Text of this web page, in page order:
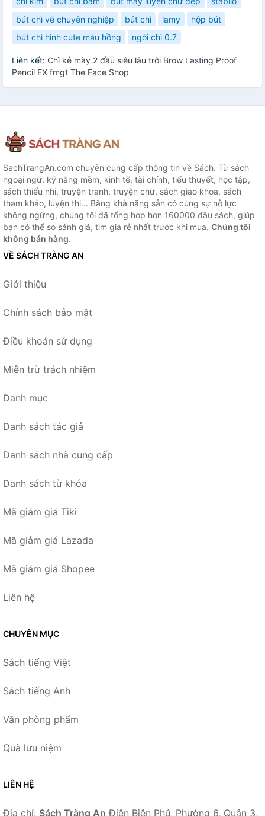
bút chì vẽ chuyên nghiệp
bút chì lamy
hộp bút
bút chì hình cute màu hồng
ngòi chì 0.7
Liên kết: Chì kẻ mày 2 đầu siêu lâu trôi Brow Lasting Proof
Pencil EX fmgt The Face Shop
SachTrangAn.com chuyên cung cấp thông tin về Sách. Từ sách
ngoại ngữ, kỹ năng mềm, kinh tế, tài chính, tiểu thuyết, học tập,
sách thiếu nhi, truyện tranh, truyện chữ, sách giao khoa, sách
tham khảo, luyện thi... Bằng khả năng sẵn có cùng sự nỗ lực
không ngừng, chúng tôi đã tổng hợp hơn 160000 đầu sách, giúp
bạn có thể so sánh giá, tìm giá rẻ nhất trước khi mua. Chúng tôi
không bán hàng.
VỀ SÁCH TRÀNG AN
Giới thiệu
Chính sách bảo mật
Điều khoản sử dụng
Miễn trừ trách nhiệm
Danh mục
Danh sách tác giả
Danh sách nhà cung cấp
Danh sách từ khóa
Mã giảm giá Tiki
Mã giảm giá Lazada
Mã giảm giá Shopee
Liên hệ
CHUYÊN MỤC
Sách tiếng Việt
Sách tiếng Anh
Văn phòng phẩm
Quà lưu niệm
LIÊN HỆ
Địa chỉ: Sách Tràng An Điện Biên Phủ, Phường 6, Quận 3,